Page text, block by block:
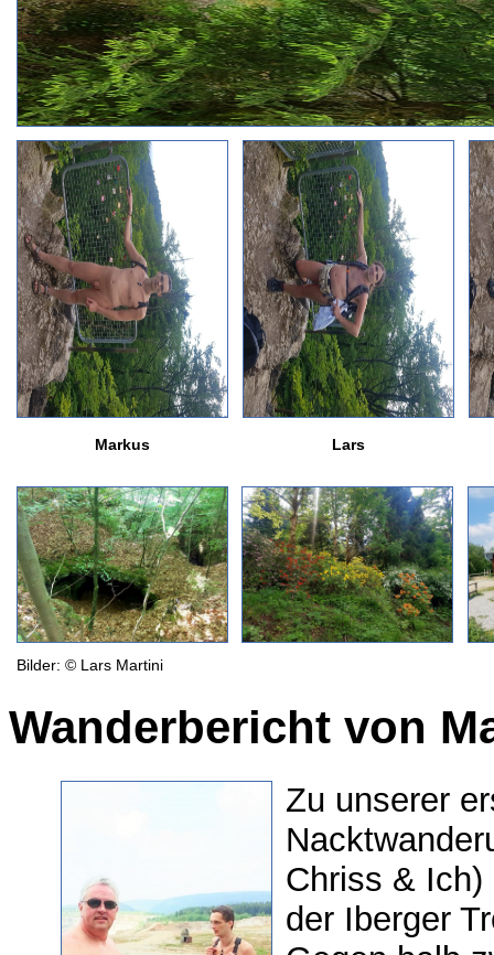
Markus Lars
Bilder: © Lars Martini
Wanderbericht von
Zu unserer
Chriss &
der Iberger